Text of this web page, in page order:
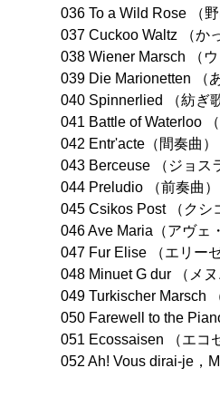
036 To a Wild Rose （
037 Cuckoo Waltz （か
038 Wiener Marsch （
039 Die Marionetten （
040 Spinnerlied （紡ぎ
041 Battle of Waterloo
042 Entr'acte（間奏曲
043 Berceuse （ジョス
044 Preludio （前奏曲
045 Csikos Post （クシ
046 Ave Maria（アヴェ
047 Fur Elise （エリー
048 Minuet G dur （メ
049 Turkischer Marsch
050 Farewell to the
051 Ecossaisen （エコ
052 Ah! Vous dirai-je，